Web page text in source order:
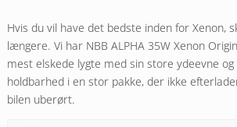
Hvis du vil have det bedste inden for Xenon,
længere. Vi har NBB ALPHA 35W Xenon
mest elskede lygte med sin store ydeevne
holdbarhed i en stor pakke, der ikke
bilen uberørt.